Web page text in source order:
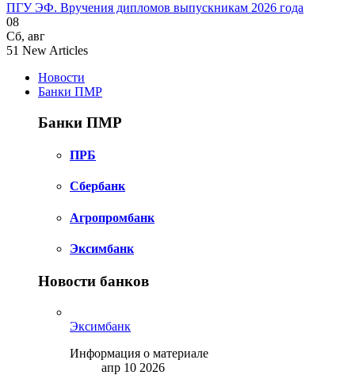
ПГУ ЭФ. Вручения дипломов выпускникам 2026 года
08
Сб, авг
51 New Articles
Новости
Банки ПМР
Банки ПМР
ПРБ
Сбербанк
Агропромбанк
Эксимбанк
Новости банков
Эксимбанк
Информация о материале
апр 10 2026